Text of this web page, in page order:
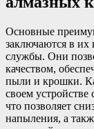
Основные
заключаются в их
службы. Они
качеством,
пыли и крошки.
своем устройстве
что позволяет
напыления, а